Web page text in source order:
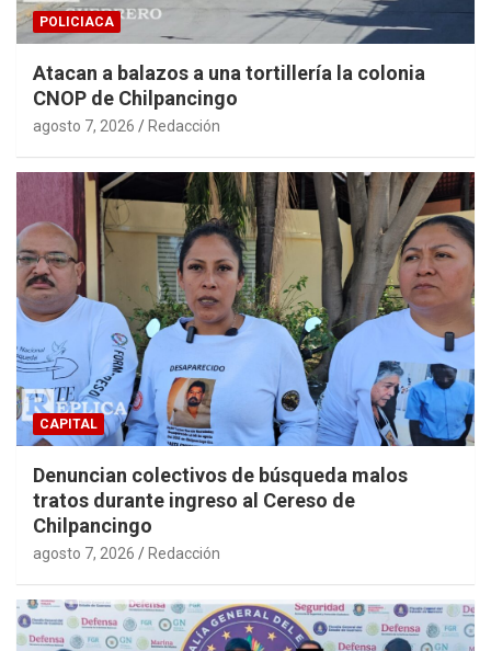
POLICIACA
Atacan a balazos a una tortillería la colonia
CNOP de Chilpancingo
agosto 7, 2026 Redacción
CAPITAL
Denuncian colectivos de búsqueda malos
tratos durante ingreso al Cereso de
Chilpancingo
agosto 7, 2026 Redacción